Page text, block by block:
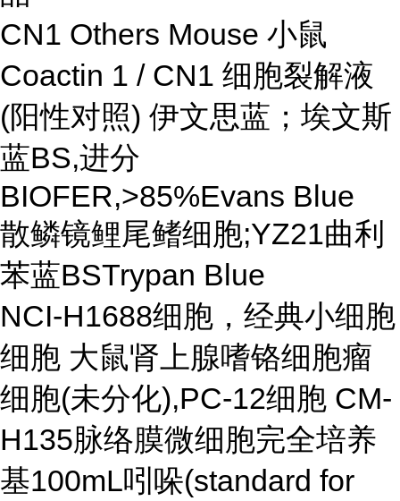
CN1 Others Mouse 小鼠
Coactin 1 / CN1 细胞裂解液
(阳性对照) 伊文思蓝；埃文斯
蓝BS,进分
BIOFER,>85%Evans Blue
散鳞镜鲤尾鳍细胞;YZ21曲利
苯蓝BSTrypan Blue
NCI-H1688细胞，经典小细胞
细胞 大鼠肾上腺嗜铬细胞瘤
细胞(未分化),PC-12细胞 CM-
H135脉络膜微细胞完全培养
基100mL吲哚(standard for